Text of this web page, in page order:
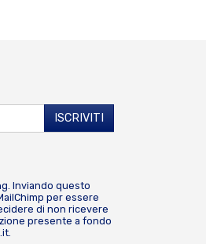
Inviando questo
per essere
di non ricevere
presente a fondo
.